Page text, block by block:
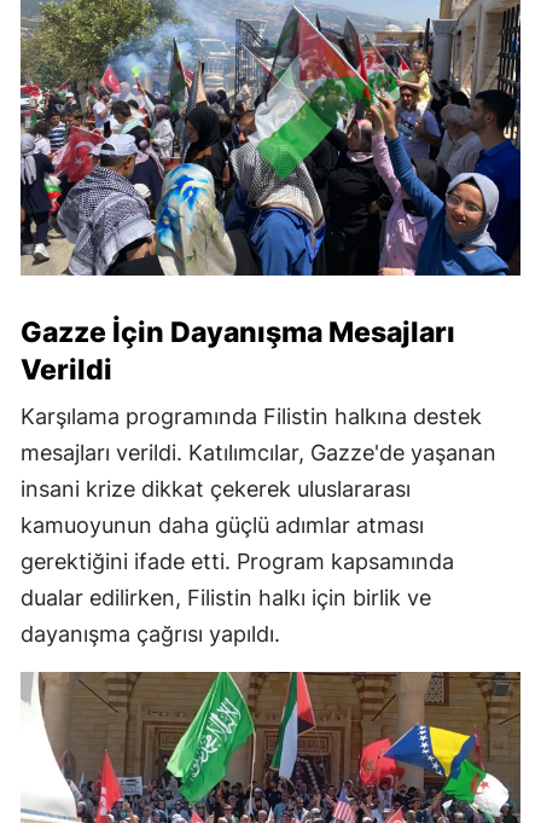
Gazze İçin Dayanışma Mesajları
Verildi
Karşılama programında Filistin halkına destek
mesajları verildi. Katılımcılar, Gazze'de yaşanan
insani krize dikkat çekerek uluslararası
kamuoyunun daha güçlü adımlar atması
gerektiğini ifade etti. Program kapsamında
dualar edilirken, Filistin halkı için birlik ve
dayanışma çağrısı yapıldı.